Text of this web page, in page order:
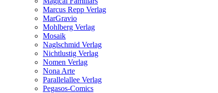
Marcus Repp Verlag
MarGravio
Mohlberg Verlag
Mosaik
Naglschmid Verlag
Nichtlustig Verlag
Nomen Verlag
Nona Arte
Parallelallee Verlag
Pegasos-Comics